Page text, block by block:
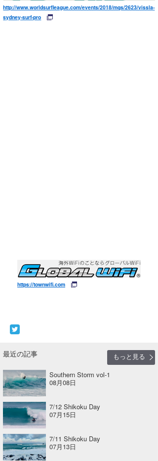
http://www.worldsurfleague.com/events/2018/mqs/2623/vissla-
sydney-surf-pro
https://townwifi.com
最近の記事
もっと見る
Southern Storm vol-1
08月08日
7/12 Shikoku Day
07月15日
7/11 Shikoku Day
07月13日